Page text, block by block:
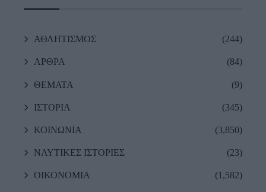
ΑΘΛΗΤΙΣΜΟΣ (244)
ΑΡΘΡΑ (84)
ΘΕΜΑΤΑ (9)
ΙΣΤΟΡΙΑ (345)
ΚΟΙΝΩΝΙΑ (3,850)
ΝΑΥΤΙΚΕΣ ΙΣΤΟΡΙΕΣ (23)
ΟΙΚΟΝΟΜΙΑ (1,582)